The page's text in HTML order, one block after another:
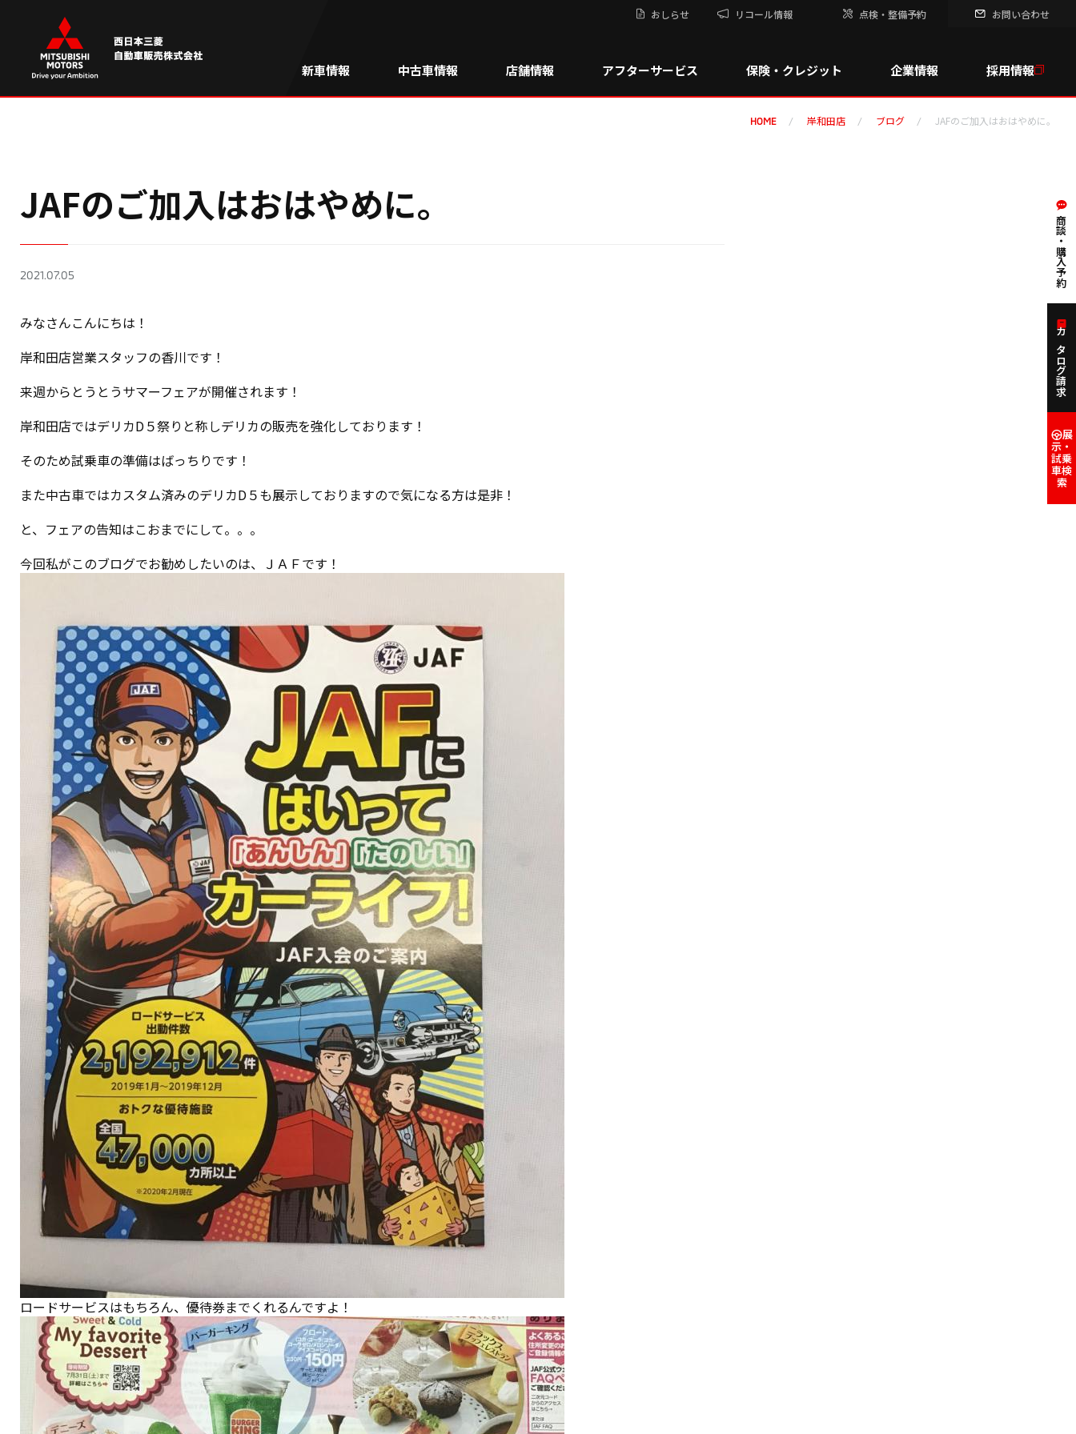
おしらせ リコール情報 点検・整備予約 お問い合わせ
新車情報 中古車情報 店舗情報 アフターサービス 保険・クレジット 企業情報 採用情報
HOME 岸和田店 ブログ JAFのご加入はおはやめに。
JAFのご加入はおはやめに。
2021.07.05
みなさんこんにちは！
岸和田店営業スタッフの香川です！
来週からとうとうサマーフェアが開催されます！
岸和田店ではデリカD５祭りと称しデリカの販売を強化しております！
そのため試乗車の準備はばっちりです！
また中古車ではカスタム済みのデリカD５も展示しておりますので気になる方は是非！
と、フェアの告知はこおまでにして。。。
今回私がこのブログでお勧めしたいのは、ＪＡＦです！
ロードサービスはもちろん、優待券までくれるんですよ！
商談・購入予約
カタログ請求
展
示・
試乗
車検
索